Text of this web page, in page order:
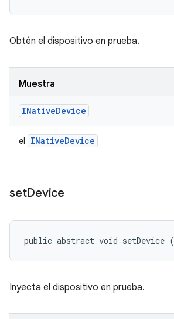
Obtén el dispositivo en prueba.
Muestra
INativeDevice
el INativeDevice
setDevice
public abstract void setDevice (
Inyecta el dispositivo en prueba.